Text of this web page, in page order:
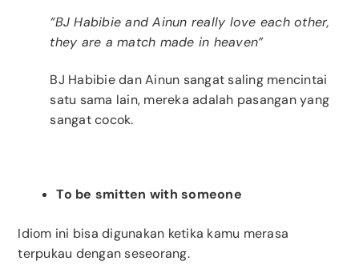
“BJ Habibie and Ainun really love each other,
they are a match made in heaven”
BJ Habibie dan Ainun sangat saling mencintai
satu sama lain, mereka adalah pasangan yang
sangat cocok.
To be smitten with someone
Idiom ini bisa digunakan ketika kamu merasa
terpukau dengan seseorang.